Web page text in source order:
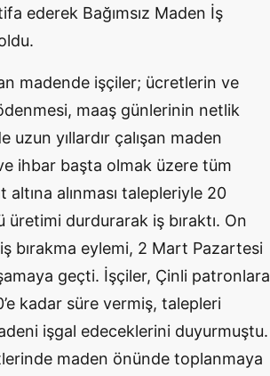
ederek Bağımsız Maden İş
madende işçiler; ücretlerin ve
maaş günlerinin netlik
uzun yıllardır çalışan maden
ihbar başta olmak üzere tüm
altına alınması talepleriyle 20
üretimi durdurarak iş bıraktı. On
bırakma eylemi, 2 Mart Pazartesi
geçti. İşçiler, Çinli patronlara
kadar süre vermiş, talepleri
işgal edeceklerini duyurmuştu.
maden önünde toplanmaya